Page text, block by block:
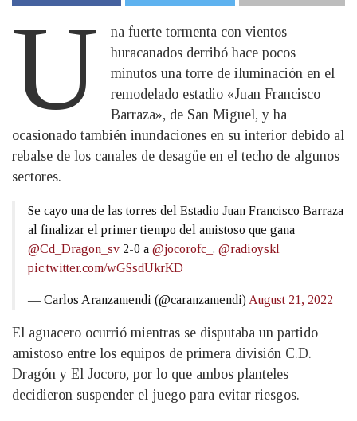
U
na fuerte tormenta con vientos
huracanados derribó hace pocos
minutos una torre de iluminación en el
remodelado estadio «Juan Francisco
Barraza», de San Miguel, y ha
ocasionado también inundaciones en su interior debido al
rebalse de los canales de desagüe en el techo de algunos
sectores.
Se cayo una de las torres del Estadio Juan Francisco Barraza
al finalizar el primer tiempo del amistoso que gana
@Cd_Dragon_sv 2-0 a @jocorofc_ . @radioyskl
pic.twitter.com/wGSsdUkrKD
— Carlos Aranzamendi (@caranzamendi) August 21, 2022
El aguacero ocurrió mientras se disputaba un partido
amistoso entre los equipos de primera división C.D.
Dragón y El Jocoro, por lo que ambos planteles
decidieron suspender el juego para evitar riesgos.